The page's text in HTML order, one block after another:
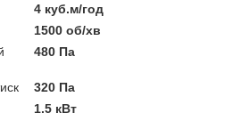
4 куб.м/год
1500 об/хв
480 Па
320 Па
1.5 кВт